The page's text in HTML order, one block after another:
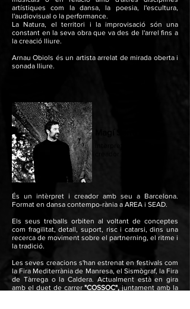
artístiques com la dansa, la poesia, l'escultura,
l'audiovisual o la performance.
La Natura, el territori i la improvisació són una
constant en la seva obra que va des de l'arrel fins a
la creació lliure.
Arnau Obiols és un artista arrelat de mirada oberta i
sonada lliure.
És un intèrpret i creador amb seu a Barcelona.
Format en dansa contempo-rània a AREA i SEAD.
Els seus treballs orbiten al voltant de conceptes
com fragilitat, detall, suport, risc i catarsi, dins una
recerca de moviment sobre el partnerning, el ritme i
la tradició.
Les seves creacions s'han estrenat en festivals com
la Fira Mediterrània de Manresa, el Sismògraf, la Fira
de Tàrrega o la Caldera. Actualment està en gira
amb el duet de carrer"COSSOC", juntament amb la